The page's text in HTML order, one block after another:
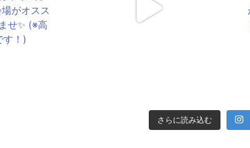
さらに読み込む